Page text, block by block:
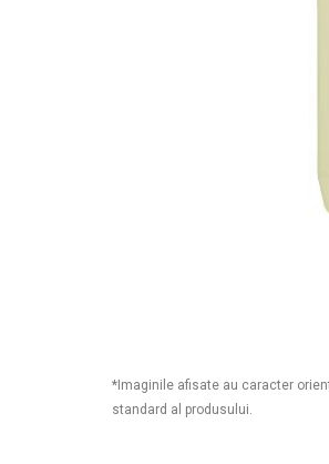
*Imaginile afisate au caracter
standard al produsului.